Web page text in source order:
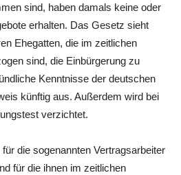
sind, haben damals keine oder
erhalten. Das Gesetz sieht
Ehegatten, die im zeitlichen
sind, die Einbürgerung zu
Kenntnisse der deutschen
künftig aus. Außerdem wird bei
verzichtet.
die sogenannten Vertragsarbeiter
für die ihnen im zeitlichen